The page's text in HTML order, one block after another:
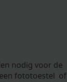
nodig voor de
een fototoestel of